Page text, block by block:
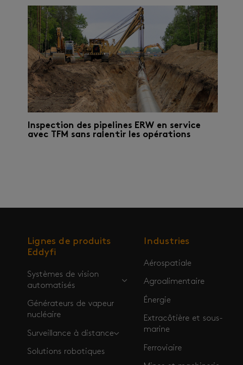
Inspection des pipelines ERW en service
avec TFM sans ralentir les opérations
Lignes de produits
Eddyfi
Systèmes de vision
automatisés
Générateurs de vapeur
nucléaire
Surveillance à distance
Solutions robotiques
Industries
Aérospatiale
Agroalimentaire
Énergie
Extracôtière et sous-
marine
Ferroviaire